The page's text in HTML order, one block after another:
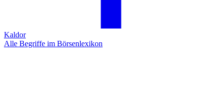
Kaldor
Alle Begriffe im Börsenlexikon